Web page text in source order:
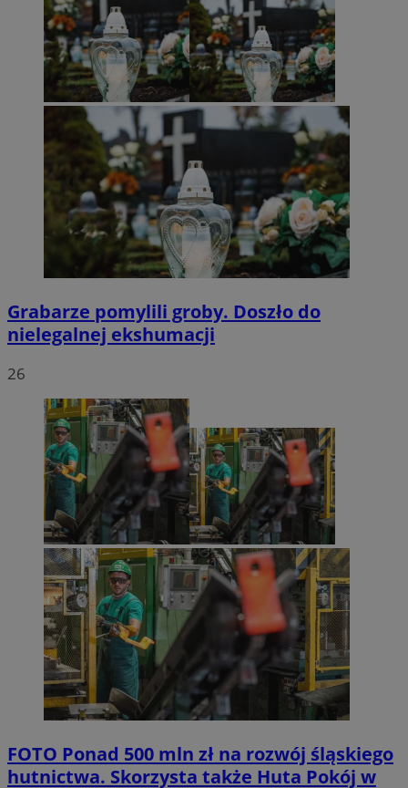
Grabarze pomylili groby. Doszło do
nielegalnej ekshumacji
26
FOTO Ponad 500 mln zł na rozwój śląskiego
hutnictwa. Skorzysta także Huta Pokój w